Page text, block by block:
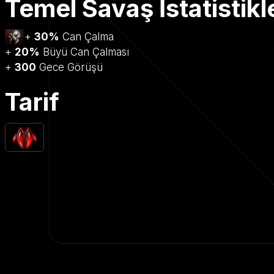
Temel Savaş
+ 30% Can Çalma
+ 20% Büyü Can Çalması
+ 300 Gece Görüşü
Tarif